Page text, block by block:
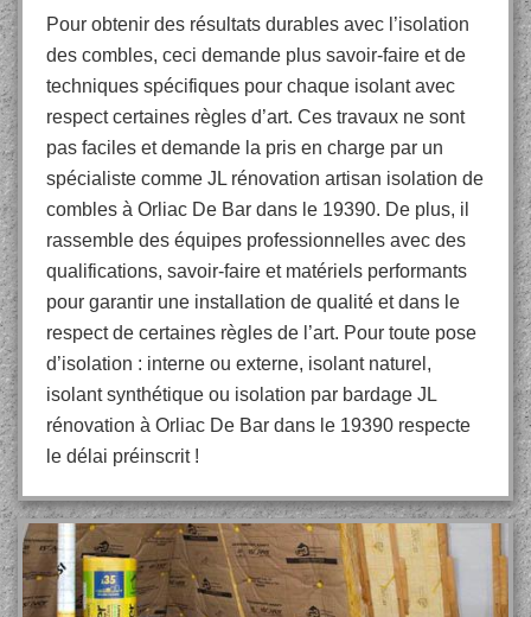
Pour obtenir des résultats durables avec l’isolation
des combles, ceci demande plus savoir-faire et de
techniques spécifiques pour chaque isolant avec
respect certaines règles d’art. Ces travaux ne sont
pas faciles et demande la pris en charge par un
spécialiste comme JL rénovation artisan isolation de
combles à Orliac De Bar dans le 19390. De plus, il
rassemble des équipes professionnelles avec des
qualifications, savoir-faire et matériels performants
pour garantir une installation de qualité et dans le
respect de certaines règles de l’art. Pour toute pose
d’isolation : interne ou externe, isolant naturel,
isolant synthétique ou isolation par bardage JL
rénovation à Orliac De Bar dans le 19390 respecte
le délai préinscrit !